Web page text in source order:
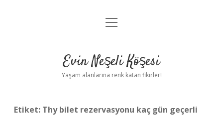
Anasayfa
Yasal Uyarı
menüyü
Evin Neşeli Köşesi
Yaşam alanlarına renk katan fikirler!
Etiket: Thy bilet rezervasyonu kaç gün geçerli